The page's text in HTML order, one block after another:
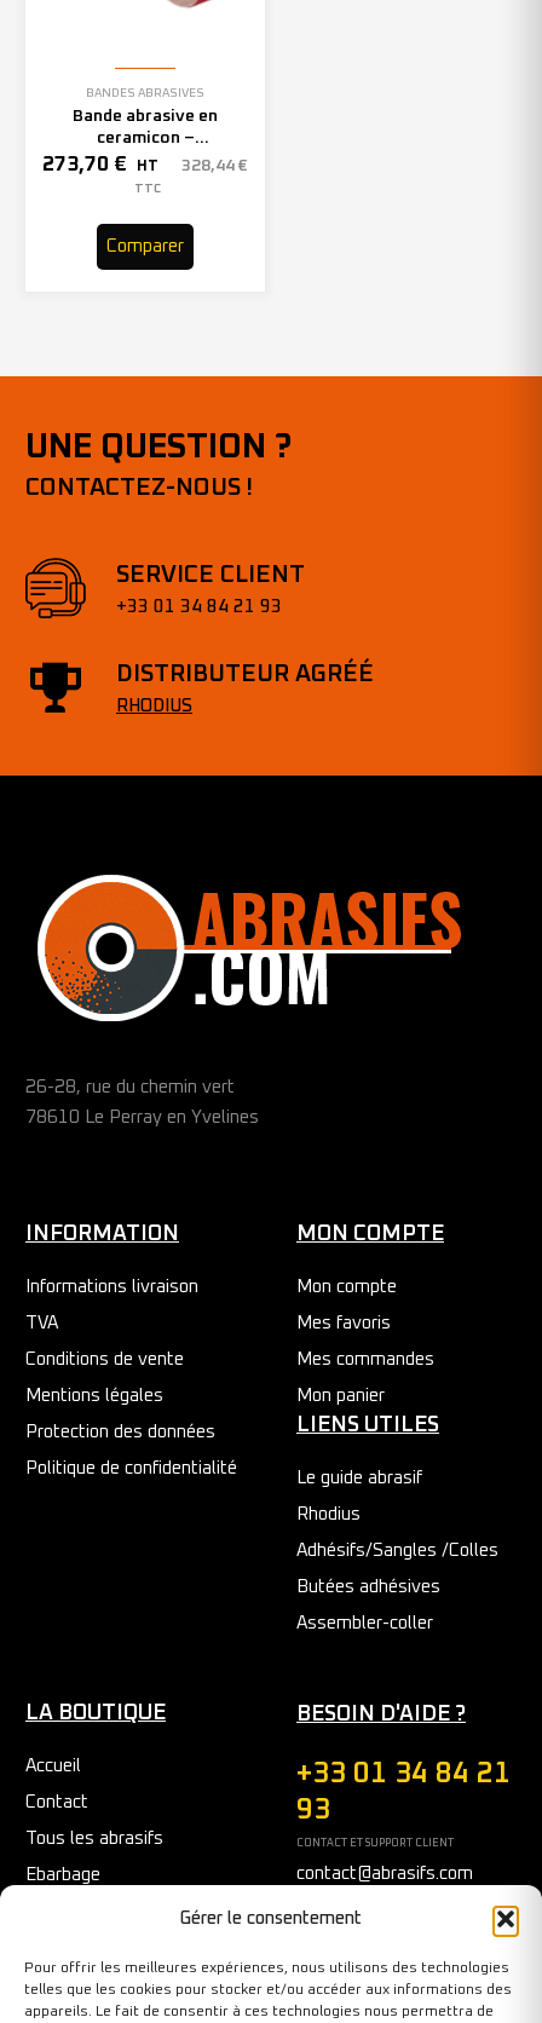
Gérer le consentement
Pour offrir les meilleures expériences, nous utilisons des technologies
telles que les cookies pour stocker et/ou accéder aux informations des
appareils. Le fait de consentir à ces technologies nous permettra de
BANDES ABRASIVES
Bande abrasive en
ceramicon –
150mmx2000mm – Grain 40
– 305969 (x10)
273,70 € HT 328,44 €
TTC
Comparer
UNE QUESTION ?
CONTACTEZ-NOUS !
SERVICE CLIENT
+33 01 34 84 21 93
DISTRIBUTEUR AGRÉÉ
RHODIUS
26-28, rue du chemin vert
78610 Le Perray en Yvelines
INFORMATION
Informations livraison
TVA
Conditions de vente
Mentions légales
Protection des données
Politique de confidentialité
MON COMPTE
Mon compte
Mes favoris
Mes commandes
Mon panier
LIENS UTILES
Le guide abrasif
Rhodius
Adhésifs/Sangles /Colles
Butées adhésives
Assembler-coller
LA BOUTIQUE
Accueil
Contact
Tous les abrasifs
Ebarbage
Nettoyage
BESOIN D'AIDE ?
+33 01 34 84 21
93
CONTACT ET SUPPORT CLIENT
contact@abrasifs.com
Du Lundi au Vendredi